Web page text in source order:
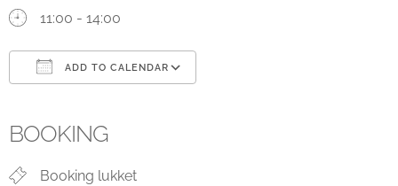
11:00 - 14:00
ADD TO CALENDAR
BOOKING
Booking lukket